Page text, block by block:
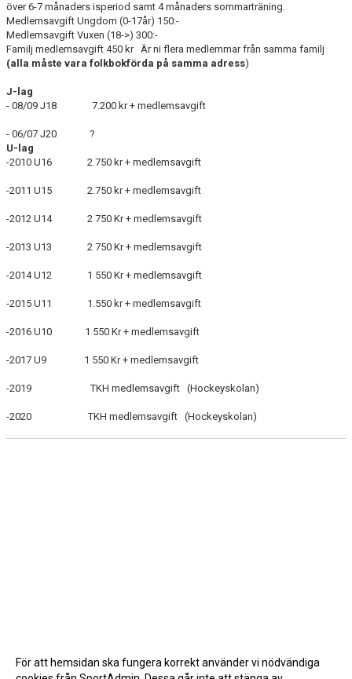
VÅRA LAG
MATCHER
ISSCHEMA
DEN BLÅVITA VÄGEN
BILJETTER
BLI HOCKEYDOMARE
SUPPORTERKLUBBEN
MEDLEMSSKAP
över 6-7 månaders isperiod samt 4 månaders sommarträning.
Medlemsavgift Ungdom (0-17år) 150:-
Medlemsavgift Vuxen (18->) 300:-
Familj medlemsavgift 450 kr Är ni flera medlemmar från samma familj
(alla måste vara folkbokförda på samma adress)
J-lag
- 08/09 J18 7.200 kr + medlemsavgift
- 06/07 J20 ?
U-lag
-2010 U16 2.750 kr + medlemsavgift
-2011 U15 2.750 kr + medlemsavgift
-2012 U14 2 750 Kr + medlemsavgift
-2013 U13 2 750 Kr + medlemsavgift
-2014 U12 1 550 Kr + medlemsavgift
-2015 U11 1.550 kr + medlemsavgift
-2016 U10 1 550 Kr + medlemsavgift
-2017 U9 1 550 Kr + medlemsavgift
-2019 TKH medlemsavgift (Hockeyskolan)
-2020 TKH medlemsavgift (Hockeyskolan)
För att hemsidan ska fungera korrekt använder vi nödvändiga